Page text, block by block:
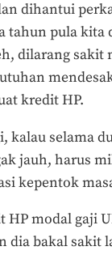
dihantui
tahun pula kita
dilarang sakit
kredit HP.
kalau selama
jauh, harus
kepentok
HP modal gaji
dia bakal sakit